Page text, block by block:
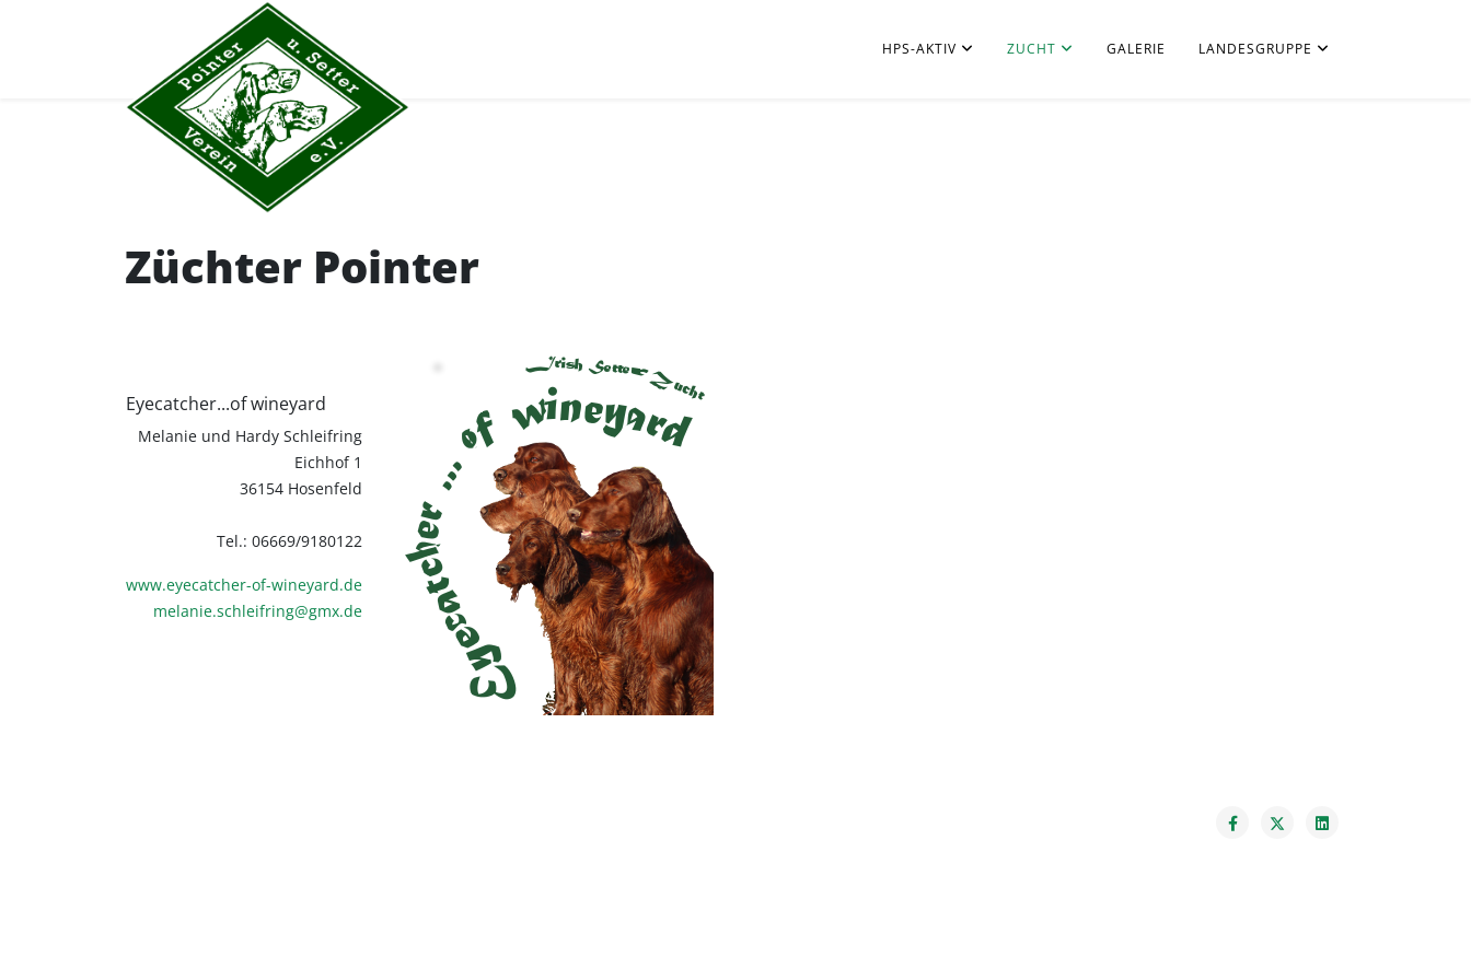
HPS-AKTIV ZUCHT GALERIE LANDESGRUPPE
Züchter Pointer
Eyecatcher...of wineyard
Melanie und Hardy Schleifring
Eichhof 1
36154 Hosenfeld
Tel.: 06669/9180122
www.eyecatcher-of-wineyard.de
melanie.schleifring@gmx.de